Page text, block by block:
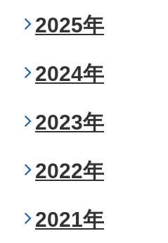
2025年
2024年
2023年
2022年
2021年